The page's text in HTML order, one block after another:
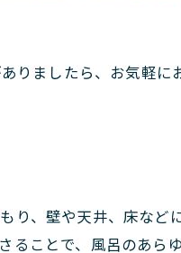
りましたら、お気軽に
り、壁や天井、床など
ることで、風呂のあら